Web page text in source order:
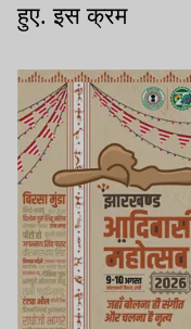
हुए. इस क्रम